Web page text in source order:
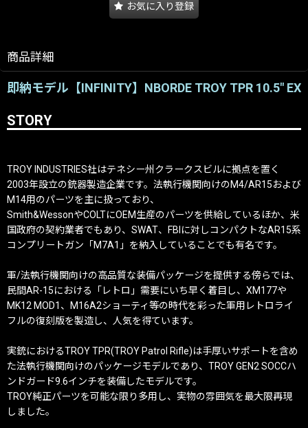
お気に入り登録
商品詳細
即納モデル【INFINITY】NBORDE TROY TPR 10.5" EX
STORY
TROY INDUSTRIES社はテネシー州クラークスビルに拠点を置く
2003年設立の銃器製造企業です。法執行機関向けのM4/AR15および
M14用のパーツを主に扱っており、
Smith&WessonやCOLTにOEM生産のパーツを供給しているほか、米
国政府の契約業者でもあり、SWAT、FBIに対しコンパクトなAR15系
コンプリートガン「M7A1」を納入していることでも有名です。
軍/法執行機関向けの高品質な装備パッケージを提供する傍らでは、
民間AR-15における「レトロ」需要にいち早く着目し、XM177や
MK12 MOD1、M16A2ショーティ等の時代を彩った軍用レトロライ
フルの復刻版を製造し、人気を得ています。
実銃におけるTROY TPR(TROY Patrol Rifle)は手厚いサポートを含め
た法執行機関向けのパッケージモデルであり、TROY GEN2 SOCCハ
ンドガード9.6インチを装備したモデルです。
TROY純正パーツを可能な限り多用し、実物の雰囲気を最大限再現
しました。